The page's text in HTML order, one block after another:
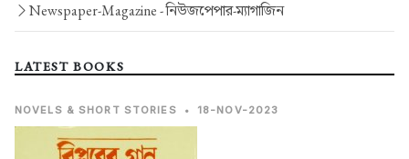
Newspaper-Magazine -নিউজপেপার-ম্যাগাজিন
LATEST BOOKS
NOVELS & SHORT STORIES • 18-NOV-2023